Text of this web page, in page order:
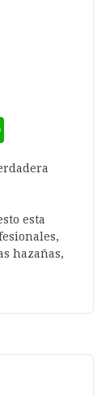
esta
hazañas,